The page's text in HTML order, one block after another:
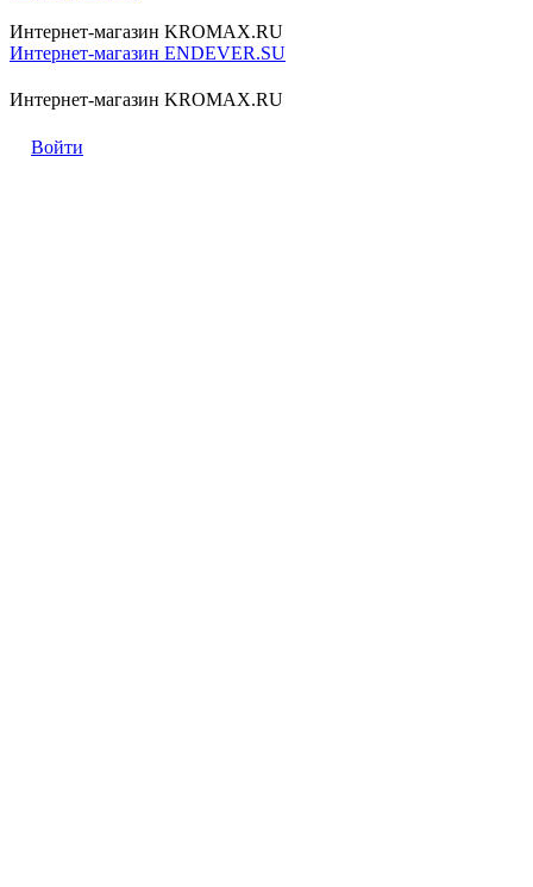
Интернет-магазин KROMAX.RU
Интернет-магазин ENDEVER.SU
Интернет-магазин KROMAX.RU
Войти